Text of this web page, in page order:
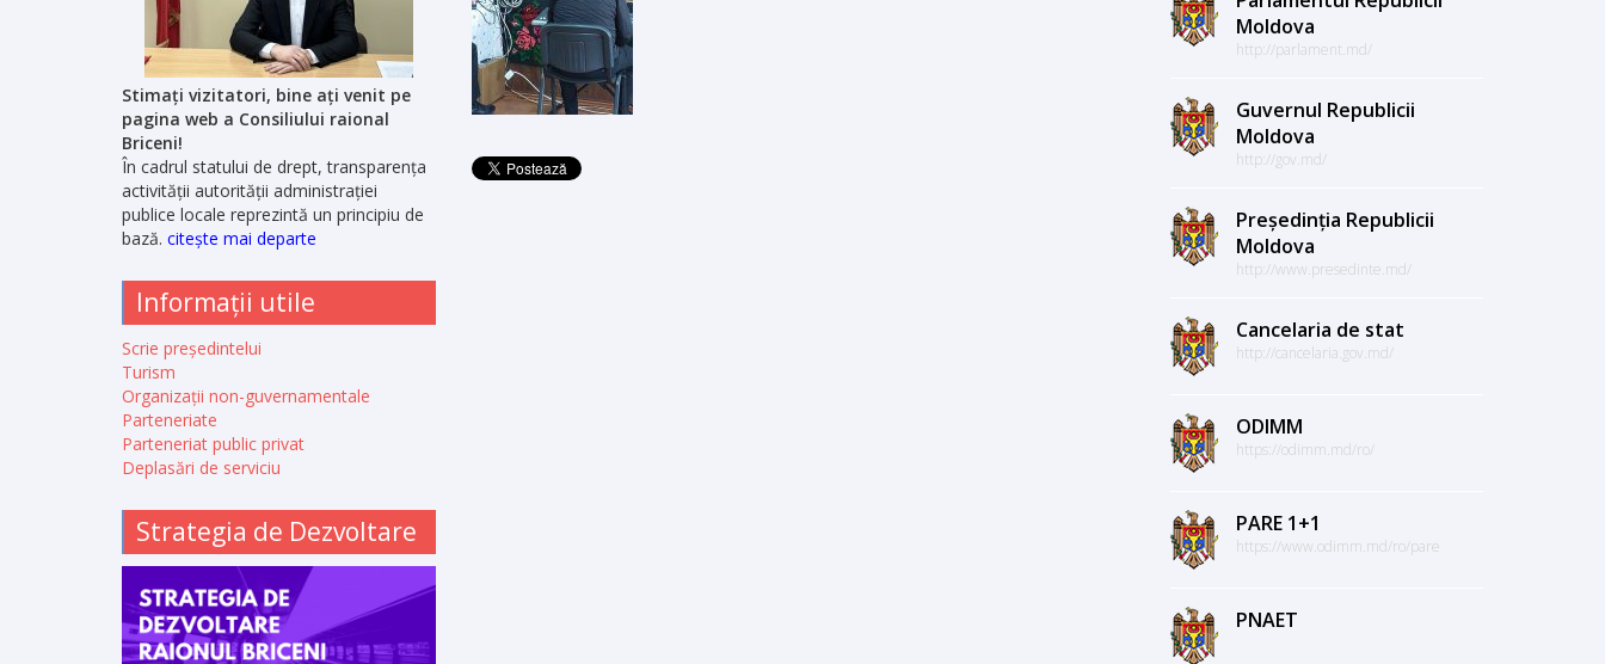
Stimați vizitatori, bine ați venit pe
pagina web a Consiliului raional
Briceni!
În cadrul statului de drept, transparența
activității autorității administrației
publice locale reprezintă un principiu de
bază. citește mai departe
Informații utile
Scrie președintelui
Turism
Organizații non-guvernamentale
Parteneriate
Parteneriat public privat
Deplasări de serviciu
Strategia de Dezvoltare
Moldova
http://parlament.md/
Guvernul Republicii
Moldova
http://gov.md/
Președinția Republicii
Moldova
http://www.presedinte.md/
Cancelaria de stat
http://cancelaria.gov.md/
ODIMM
https://odimm.md/ro/
PARE 1+1
https://www.odimm.md/ro/pare
PNAET